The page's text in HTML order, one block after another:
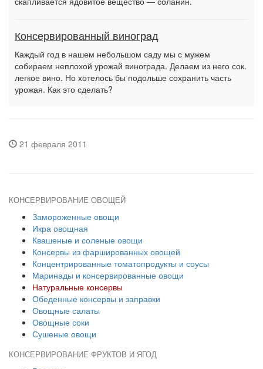
Консервированный виноград
Каждый год в нашем небольшом саду мы с мужем
собираем неплохой урожай винограда. Делаем из него сок.
легкое вино. Но хотелось бы подольше сохранить часть
урожая. Как это сделать?
21 февраля 2011
КОНСЕРВИРОВАНИЕ ОВОЩЕЙ
Замороженные овощи
Икра овощная
Квашеные и соленые овощи
Консервы из фаршированных овощей
Концентрированные томатопродукты и соусы
Маринады и консервированные овощи
Натуральные консервы
Обеденные консервы и заправки
Овощные салаты
Овощные соки
Сушеные овощи
КОНСЕРВИРОВАНИЕ ФРУКТОВ И ЯГОД